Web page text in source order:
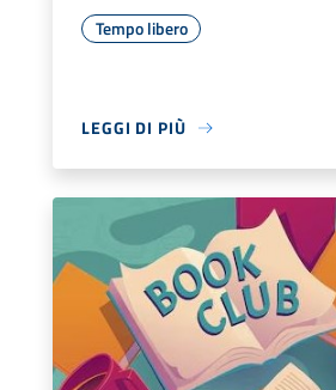
Tempo libero
LEGGI DI PIÙ